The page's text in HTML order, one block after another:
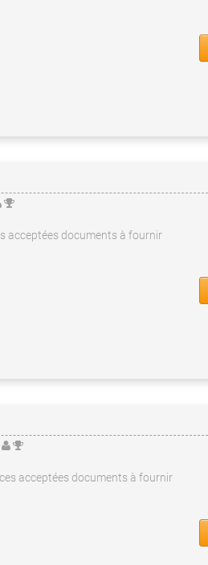
acceptées documents à fournir
acceptées documents à fournir